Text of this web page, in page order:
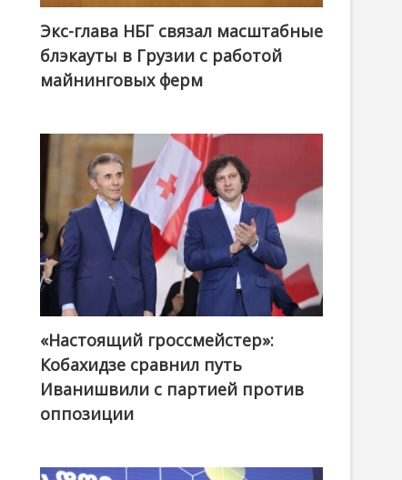
Экс-глава НБГ связал масштабные
блэкауты в Грузии с работой
майнинговых ферм
@ქართული ოცნება / Georgian Dream
«Настоящий гроссмейстер»:
Кобахидзе сравнил путь
Иванишвили с партией против
оппозиции